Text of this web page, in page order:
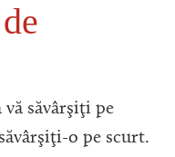
săvârşiţi pe
o pe scurt.